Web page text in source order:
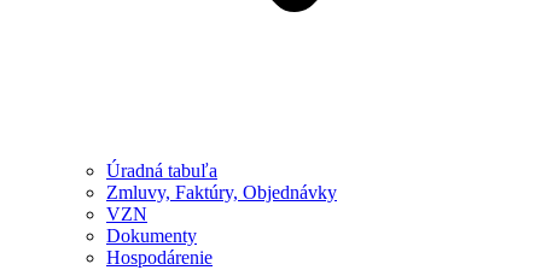
Úradná tabuľa
Zmluvy, Faktúry, Objednávky
VZN
Dokumenty
Hospodárenie